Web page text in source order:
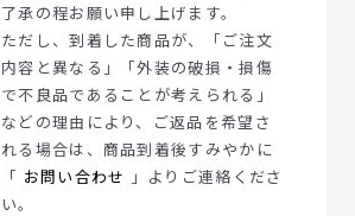
了承の程お願い申し上げます。
ただし、到着した商品が、「ご注文
内容と異なる」「外装の破損・損傷
で不良品であることが考えられる」
などの理由により、ご返品を希望さ
れる場合は、商品到着後すみやかに
「 お問い合わせ 」よりご連絡くださ
い。